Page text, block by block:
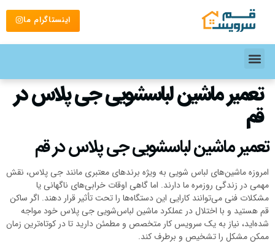
اینستاگرام ما
تعمیر ماشین لباسشویی جی پلاس در
قم
تعمیر ماشین لباسشویی جی پلاس در قم
امروزه ماشین‌های لباس شویی به ویژه برندهای معتبری مانند جی پلاس، نقش
مهمی در زندگی روزمره ما دارند. اما گاهی اوقات خرابی‌های ناگهانی یا
مشکلات فنی می‌توانند کارایی این دستگاه‌ها را تحت تأثیر قرار دهند. اگر ساکن
قم هستید و با اختلال در عملکرد ماشین لباس‌شویی جی پلاس خود مواجه
شده‌اید، نیاز به یک سرویس کار متخصص و مطمئن دارید تا در کوتاه‌ترین زمان
ممکن مشکل را تشخیص و برطرف کند.